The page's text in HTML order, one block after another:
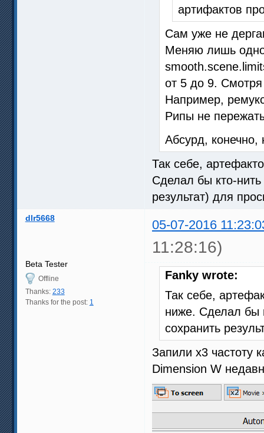
артифактов
Сам уже не
Меняю лишь
от 5 до 9.
Например,
Рипы не
Абсурд, конечно,
Так себе,
Сделал бы кто-
результат) для
dlr5668 05-07-2016
11:28:16)
Beta Tester
Offline
Thanks: 233
Thanks for the post: 1
Fanky wrote:
Так себе,
ниже. Сделал бы
сохранить
Запили х3 частоту
Dimension W